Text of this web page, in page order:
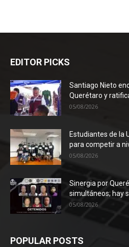
EDITOR PICKS
Santiago Nieto
Querétaro y
05/08/2026
Estudiantes de la
para competir a
05/08/2026
Sinergia por
simultáneos; hay
05/08/2026
POPULAR POSTS